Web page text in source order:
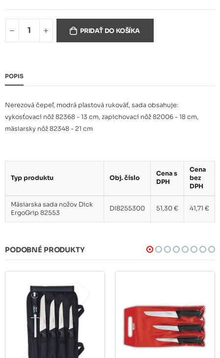
PRIDAŤ DO KOŠÍKA
POPIS
Nerezová čepeľ, modrá plastová rukoväť, sada obsahuje:
vykosťovací nôž 82368 - 13 cm, zapichovací nôž 82006 - 18 cm,
mäsiarsky nôž 82348 - 21 cm
Typ produktu Obj. číslo
Cena s
DPH
Cena
bez
DPH
Mäsiarska sada nožov Dick
ErgoGrip 82553
DI8255300 51,30 € 41,71 €
PODOBNÉ PRODUKTY